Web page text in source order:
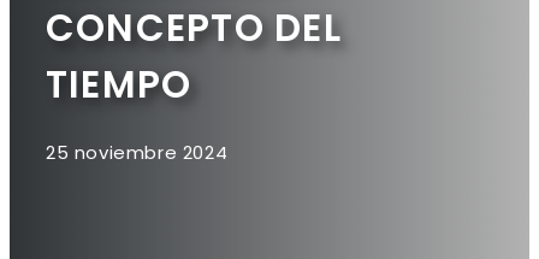
CONCEPTO DEL
TIEMPO
25 noviembre 2024